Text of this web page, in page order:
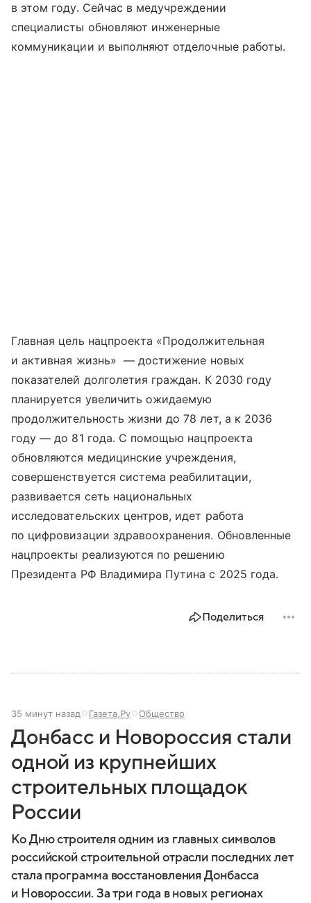
в этом году. Сейчас в медучреждении
специалисты обновляют инженерные
коммуникации и выполняют отделочные работы.
Главная цель нацпроекта «Продолжительная
и активная жизнь» — достижение новых
показателей долголетия граждан. К 2030 году
планируется увеличить ожидаемую
продолжительность жизни до 78 лет, а к 2036
году — до 81 года. С помощью нацпроекта
обновляются медицинские учреждения,
совершенствуется система реабилитации,
развивается сеть национальных
исследовательских центров, идет работа
по цифровизации здравоохранения. Обновленные
нацпроекты реализуются по решению
Президента РФ Владимира Путина с 2025 года.
Поделиться
35 минут назад Газета.Ру Общество
Донбасс и Новороссия стали
одной из крупнейших
строительных площадок
России
Ко Дню строителя одним из главных символов
российской строительной отрасли последних лет
стала программа восстановления Донбасса
и Новороссии. За три года в новых регионах